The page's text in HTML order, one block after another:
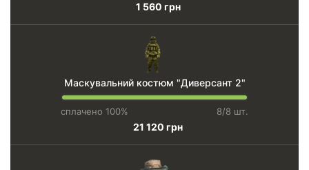
1 560 грн
Маскувальний костюм "Диверсант 2"
сплачено 100% 8/8 шт.
21 120 грн